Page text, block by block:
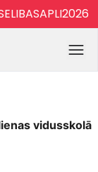
vidusskolā